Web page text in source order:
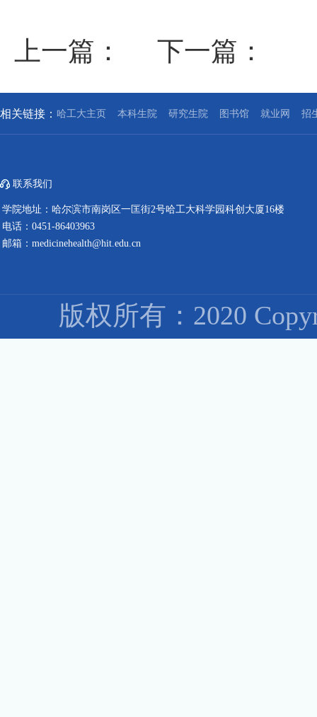
上一篇： 下一篇：
相关链接： 哈工大主页 本科生院 研究生院 图书馆 就业网 招
联系我们
学院地址：哈尔滨市南岗区一匡街2号哈工大科学园科创大厦16楼
电话：0451-86403963
邮箱：medicinehealth@hit.edu.cn
版权所有：2020